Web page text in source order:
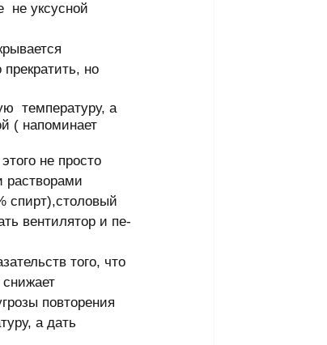
не уксусной
но
температуру, а
( напоминает
не просто
спирт),столовый
вентилятор и пе­­­
того, что
повторения
а дать